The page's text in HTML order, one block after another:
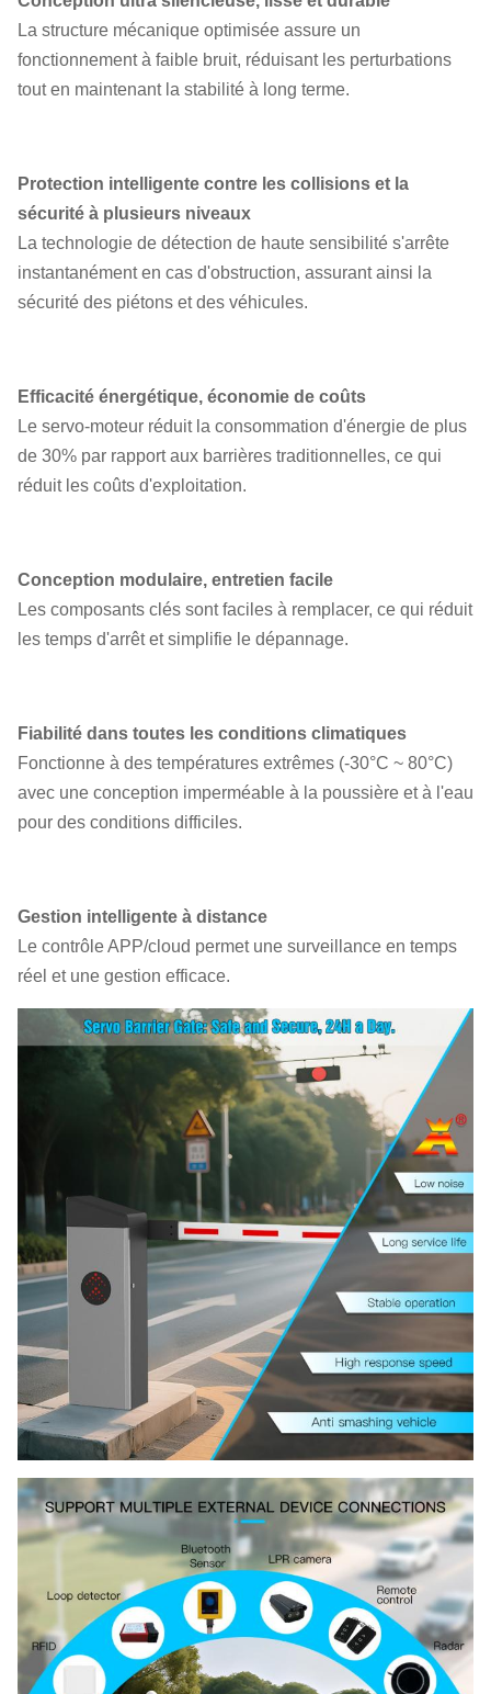
90° et 180°
Je vous en prie.
Le moteur doit être équipé d'un
système de protection contre les
du moteur et la protection contre
les retombées de puissance.
La structure mécanique optimisée assure un
fonctionnement à faible bruit, réduisant les perturbations
tout en maintenant la stabilité à long terme.
Protection intelligente contre les collisions et la
sécurité à plusieurs niveaux
La technologie de détection de haute sensibilité s'arrête
instantanément en cas d'obstruction, assurant ainsi la
sécurité des piétons et des véhicules.
Efficacité énergétique, économie de coûts
Le servo-moteur réduit la consommation d'énergie de plus
de 30% par rapport aux barrières traditionnelles, ce qui
réduit les coûts d'exploitation.
Conception modulaire, entretien facile
Les composants clés sont faciles à remplacer, ce qui réduit
les temps d'arrêt et simplifie le dépannage.
Fiabilité dans toutes les conditions climatiques
Fonctionne à des températures extrêmes (-30°C ~ 80°C)
avec une conception imperméable à la poussière et à l'eau
pour des conditions difficiles.
Gestion intelligente à distance
Le contrôle APP/cloud permet une surveillance en temps
réel et une gestion efficace.